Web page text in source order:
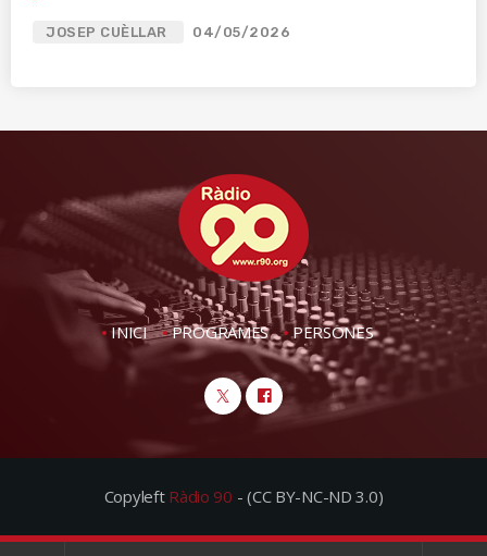
JOSEP CUÈLLAR 04/05/2026
INICI PROGRAMES PERSONES
Copyleft Ràdio 90 - (CC BY-NC-ND 3.0)